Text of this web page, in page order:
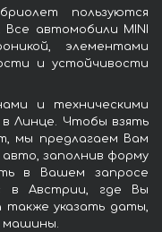
пользуются
автомобили MINI
элементами
и устойчивости
и техническими
Линце. Чтобы взять
мы предлагаем Вам
заполнив форму
в Вашем запросе
в Австрии, где Вы
указать даты,
машины.